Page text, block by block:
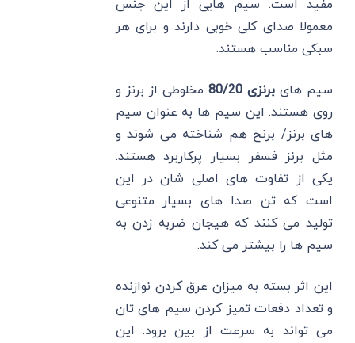
مفید است. سیم هایی از این جنس
معمولا صدای کلی خوبی دارند و برای هر
سبکی مناسب هستند.
سیم هایبرنزی 80/20
مخلوطی از برنز و
روی هستند. این سیم ها به عنوان سیم
های برنز/ برنج هم شناخته می شوند و
مثل برنز فسفر بسیار پرکاربرد هستند.
یکی از تفاوت ‌های اصلی شان در این
است که تن صدا های بسیار متنوعی
تولید می کنند که هیجان ضربه زدن به
سیم ها را بیشتر می کند.
این اثر بسته به میزان عرق کردن نوازنده
و تعداد دفعات تمیز کردن سیم های تان
می تواند به سرعت از بین برود. این